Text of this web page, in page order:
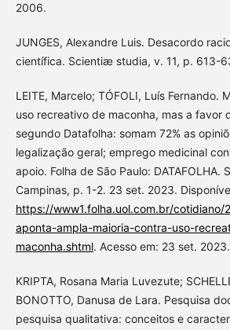
2006.
JUNGES, Alexandre Luis. Desacordo
científica. Scientiæ studia, v. 11, p. 613-
LEITE, Marcelo; TÓFOLI, Luís Fernando.
uso recreativo de maconha, mas a favor
segundo Datafolha: somam 72% as
legalização geral; emprego medicinal
apoio. Folha de São Paulo: DATAFOLHA.
Campinas, p. 1-2. 23 set. 2023.
https://www1.folha.uol.com.br/
aponta-ampla-maioria-contra-uso-
maconha.shtml. Acesso em: 23 set. 2023.
KRIPTA, Rosana Maria Luvezute;
BONOTTO, Danusa de Lara. Pesquisa
pesquisa qualitativa: conceitos e